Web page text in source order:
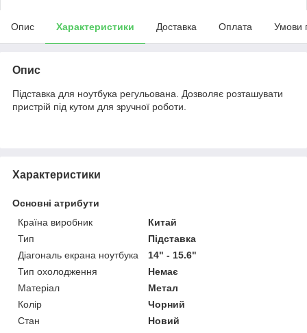
Опис Характеристики Доставка Оплата Умови
Опис
Підставка для ноутбука регульована. Дозволяє розташувати
пристрій під кутом для зручної роботи.
Характеристики
Основні атрибути
Країна виробник
Китай
Тип
Підставка
Діагональ екрана ноутбука
14" - 15.6"
Тип охолодження
Немає
Матеріал
Метал
Колір
Чорний
Стан
Новий